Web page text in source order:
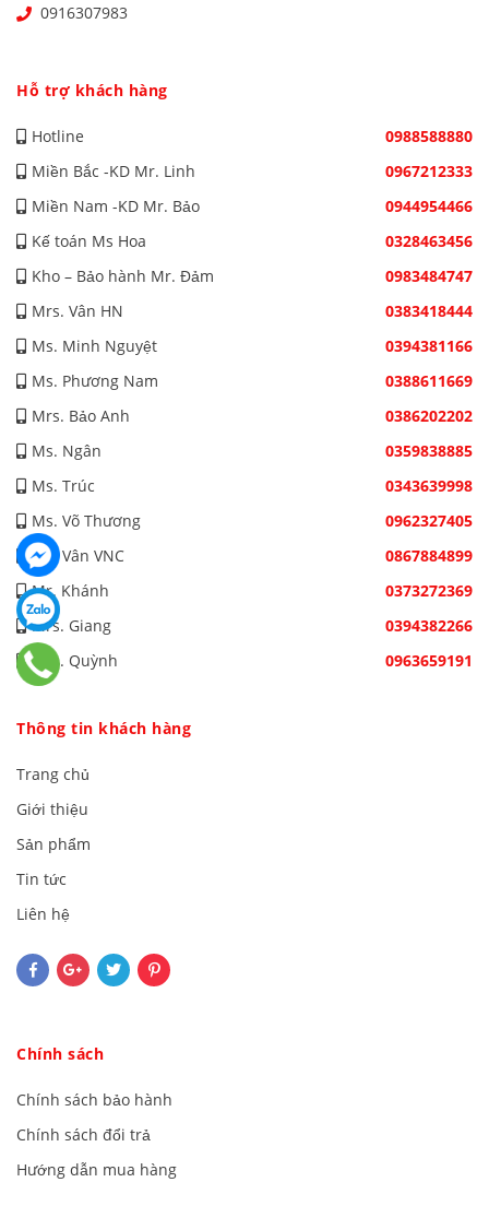
0916307983
Hỗ trợ khách hàng
Hotline
0988588880
Miền Bắc -KD Mr. Linh
0967212333
Miền Nam -KD Mr. Bảo
0944954466
Kế toán Ms Hoa
0328463456
Kho – Bảo hành Mr. Đảm
0983484747
Mrs. Vân HN
0383418444
Ms. Minh Nguyệt
0394381166
Ms. Phương Nam
0388611669
Mrs. Bảo Anh
0386202202
Ms. Ngân
0359838885
Ms. Trúc
0343639998
Ms. Võ Thương
0962327405
Ms. Vân VNC
0867884899
Mr. Khánh
0373272369
Mrs. Giang
0394382266
Mrs. Quỳnh
0963659191
Thông tin khách hàng
Trang chủ
Giới thiệu
Sản phẩm
Tin tức
Liên hệ
Chính sách
Chính sách bảo hành
Chính sách đổi trả
Hướng dẫn mua hàng